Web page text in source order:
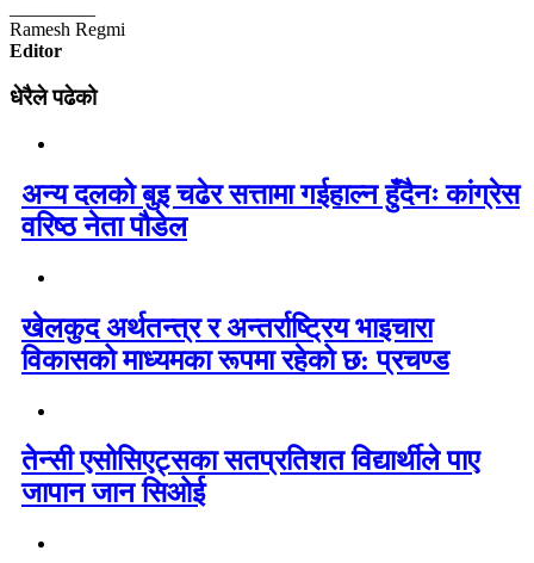
Ramesh Regmi
Editor
धेरैले पढेको
अन्य दलको बुइ चढेर सत्तामा गईहाल्न हुँदैनः कांग्रेस
वरिष्ठ नेता पौडेल
खेलकुद अर्थतन्त्र र अन्तर्राष्ट्रिय भाइचारा
विकासको माध्यमका रूपमा रहेको छ: प्रचण्ड
तेन्सी एसोसिएट्सका सतप्रतिशत विद्यार्थीले पाए
जापान जान सिओई